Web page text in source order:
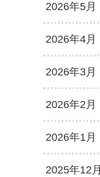
2026年5月
2026年4月
2026年3月
2026年2月
2026年1月
2025年12月